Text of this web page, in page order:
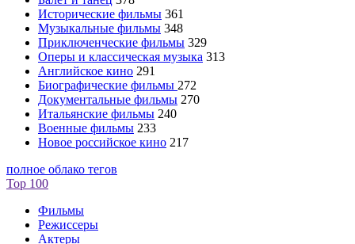
Исторические фильмы 361
Музыкальные фильмы 348
Приключенческие фильмы 329
Оперы и классическая музыка 313
Английское кино 291
Биографические фильмы 272
Документальные фильмы 270
Итальянские фильмы 240
Военные фильмы 233
Новое российское кино 217
полное облако тегов
Top 100
Фильмы
Режиссеры
Актеры